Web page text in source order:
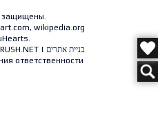
защищены.
wikipedia.org
| בניית אתרים
ответственности